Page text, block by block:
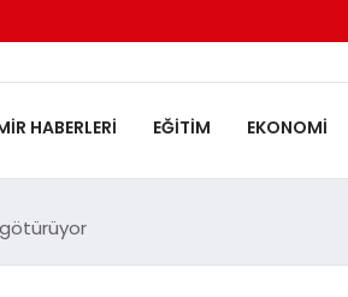
HABERLERI EĞITIM EKONOMI